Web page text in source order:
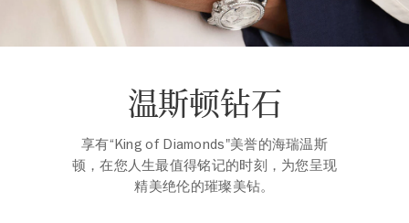
温斯顿钻石
享有“King of Diamonds"美誉的海瑞温斯
顿，在您人生最值得铭记的时刻，为您呈现
精美绝伦的璀璨美钻。